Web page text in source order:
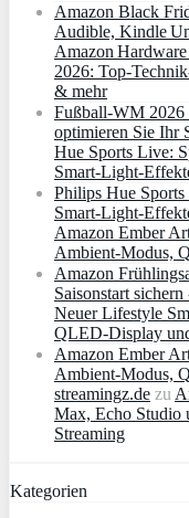
Amazon Black
Audible, Kindle
Amazon
2026: Top-
& mehr
Fußball-WM 2026
optimieren Sie Ihr
Hue Sports Live:
Philips Hue
Amazon Ember
Ambient‑Modus,
Amazon
Saisonstart
Neuer Lifestyle
QLED‑Display
Amazon Ember
Ambient‑Modus,
streamingz.de zu
Max, Echo Studio
Streaming
Kategorien